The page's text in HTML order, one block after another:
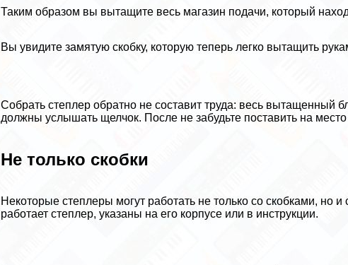
Таким образом вы вытащите весь магазин подачи, который
Вы увидите замятую скобку, которую теперь легко вытащить
Собрать степлер обратно не составит труда: весь вытащенный
должны услышать щелчок. После не забудьте поставить на
Не только скобки
Некоторые степлеры могут работать не только со скобками, но
работает степлер, указаны на его корпусе или в инструкции.